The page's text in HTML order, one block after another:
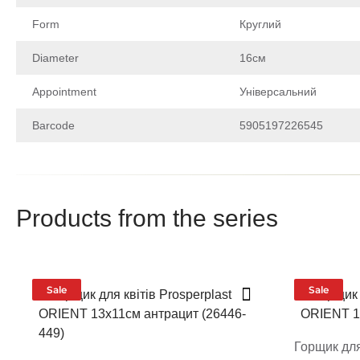
Form Круглий
Diameter 16см
Appointment Універсальний
Barcode
5905197226545
Rate the
Products from the series
Sale Sale
Горщик